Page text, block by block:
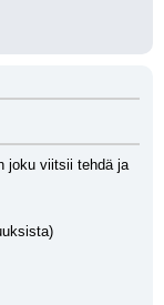
joku viitsii tehdä ja